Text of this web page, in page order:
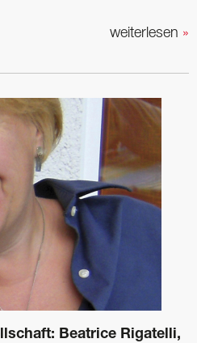
weiterlesen »
Beatrice Rigatelli,